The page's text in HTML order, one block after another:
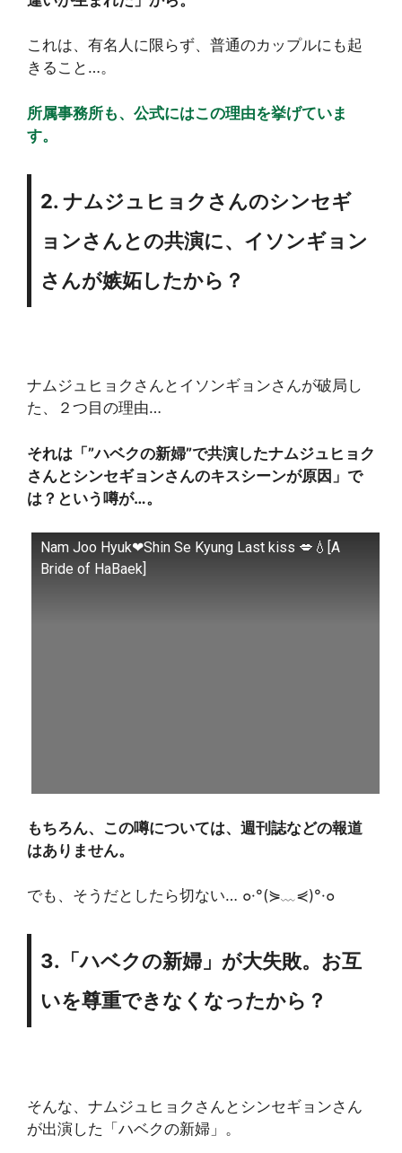
これは、有名人に限らず、普通のカップルにも起
きること…。
所属事務所も、公式にはこの理由を挙げていま
す。
2. ナムジュヒョクさんのシンセギ
ョンさんとの共演に、イソンギョン
さんが嫉妬したから？
ナムジュヒョクさんとイソンギョンさんが破局し
た、２つ目の理由…
それは「”ハベクの新婦”で共演したナムジュヒョク
さんとシンセギョンさんのキスシーンが原因」で
は？という噂が…。
Nam Joo Hyuk❤Shin Se Kyung Last kiss 💋💧[A
Bride of HaBaek]
もちろん、この噂については、週刊誌などの報道
はありません。
でも、そうだとしたら切ない… ๐·°(⋟﹏⋞)°·๐
3.「ハベクの新婦」が大失敗。お互
いを尊重できなくなったから？
そんな、ナムジュヒョクさんとシンセギョンさん
が出演した「ハベクの新婦」。